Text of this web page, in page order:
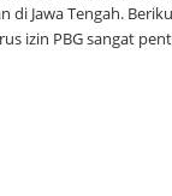
di Jawa Tengah.
izin PBG sangat